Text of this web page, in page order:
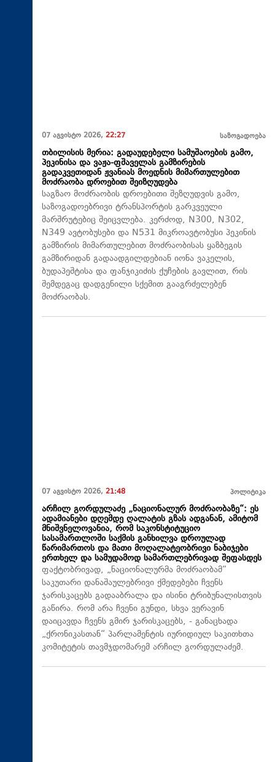
07 აგვისტო 2026, 22:27 საზოგადოება
თბილისის მერია: გადაუდებელი სამუშაოების გამო,
პეკინისა და ვაჟა-ფშაველას გამზირების
გადაკვეთიდან ჟვანიას მოედნის მიმართულებით
მოძრაობა დროებით შეიზღუდება
საგზაო მოძრაობის დროებითი შეზღუდვის გამო,
საზოგადოებრივი ტრანსპორტის გარკვეული
მარშრუტებიც შეიცვლება. კერძოდ, N300, N302,
N349 ავტობუსები და N531 მიკროავტობუსი პეკინის
გამზირის მიმართულებით მოძრაობისას ყაზბეგის
გამზირიდან გადაადგილდებიან იონა ვაკელის,
ბუდაპეშტისა და ფანჯიკიძის ქუჩების გავლით, რის
შემდეგაც დადგენილი სქემით გააგრძელებენ
მოძრაობას.
07 აგვისტო 2026, 21:48 პოლიტიკა
არჩილ გორდულაძე „ნაციონალურ მოძრაობაზე“: ეს
ადამიანები დღემდე ღალატის გზას ადგანან, ამიტომ
მნიშვნელოვანია, რომ საკონსტიტუციო
სასამართლოში საქმის განხილვა დროულად
წარიმართოს და მათი მოღალატეობრივი ნაბიჯები
ერთხელ და სამუდამოდ სამართლებრივად შეფასდეს
ფაქტობრივად, „ნაციონალურმა მოძრაობამ“
საკუთარი დანაშაულებრივი ქმედებები ჩვენს
ჯარისკაცებს გადააბრალა და ისინი ტრიბუნალისთვის
გაწირა. რომ არა ჩვენი გუნდი, სხვა ვერავინ
დაიცავდა ჩვენს გმირ ჯარისკაცებს, - განაცხადა
„ქრონიკასთან“ პარლამენტის იურიდიულ საკითხთა
კომიტეტის თავმჯდომარემ არჩილ გორდულაძემ.